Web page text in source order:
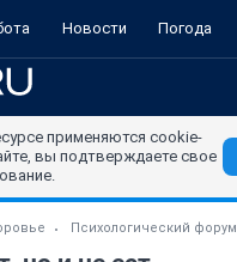
Новости Погода
применяются cookie-
вы подтверждаете свое
Психологический форум